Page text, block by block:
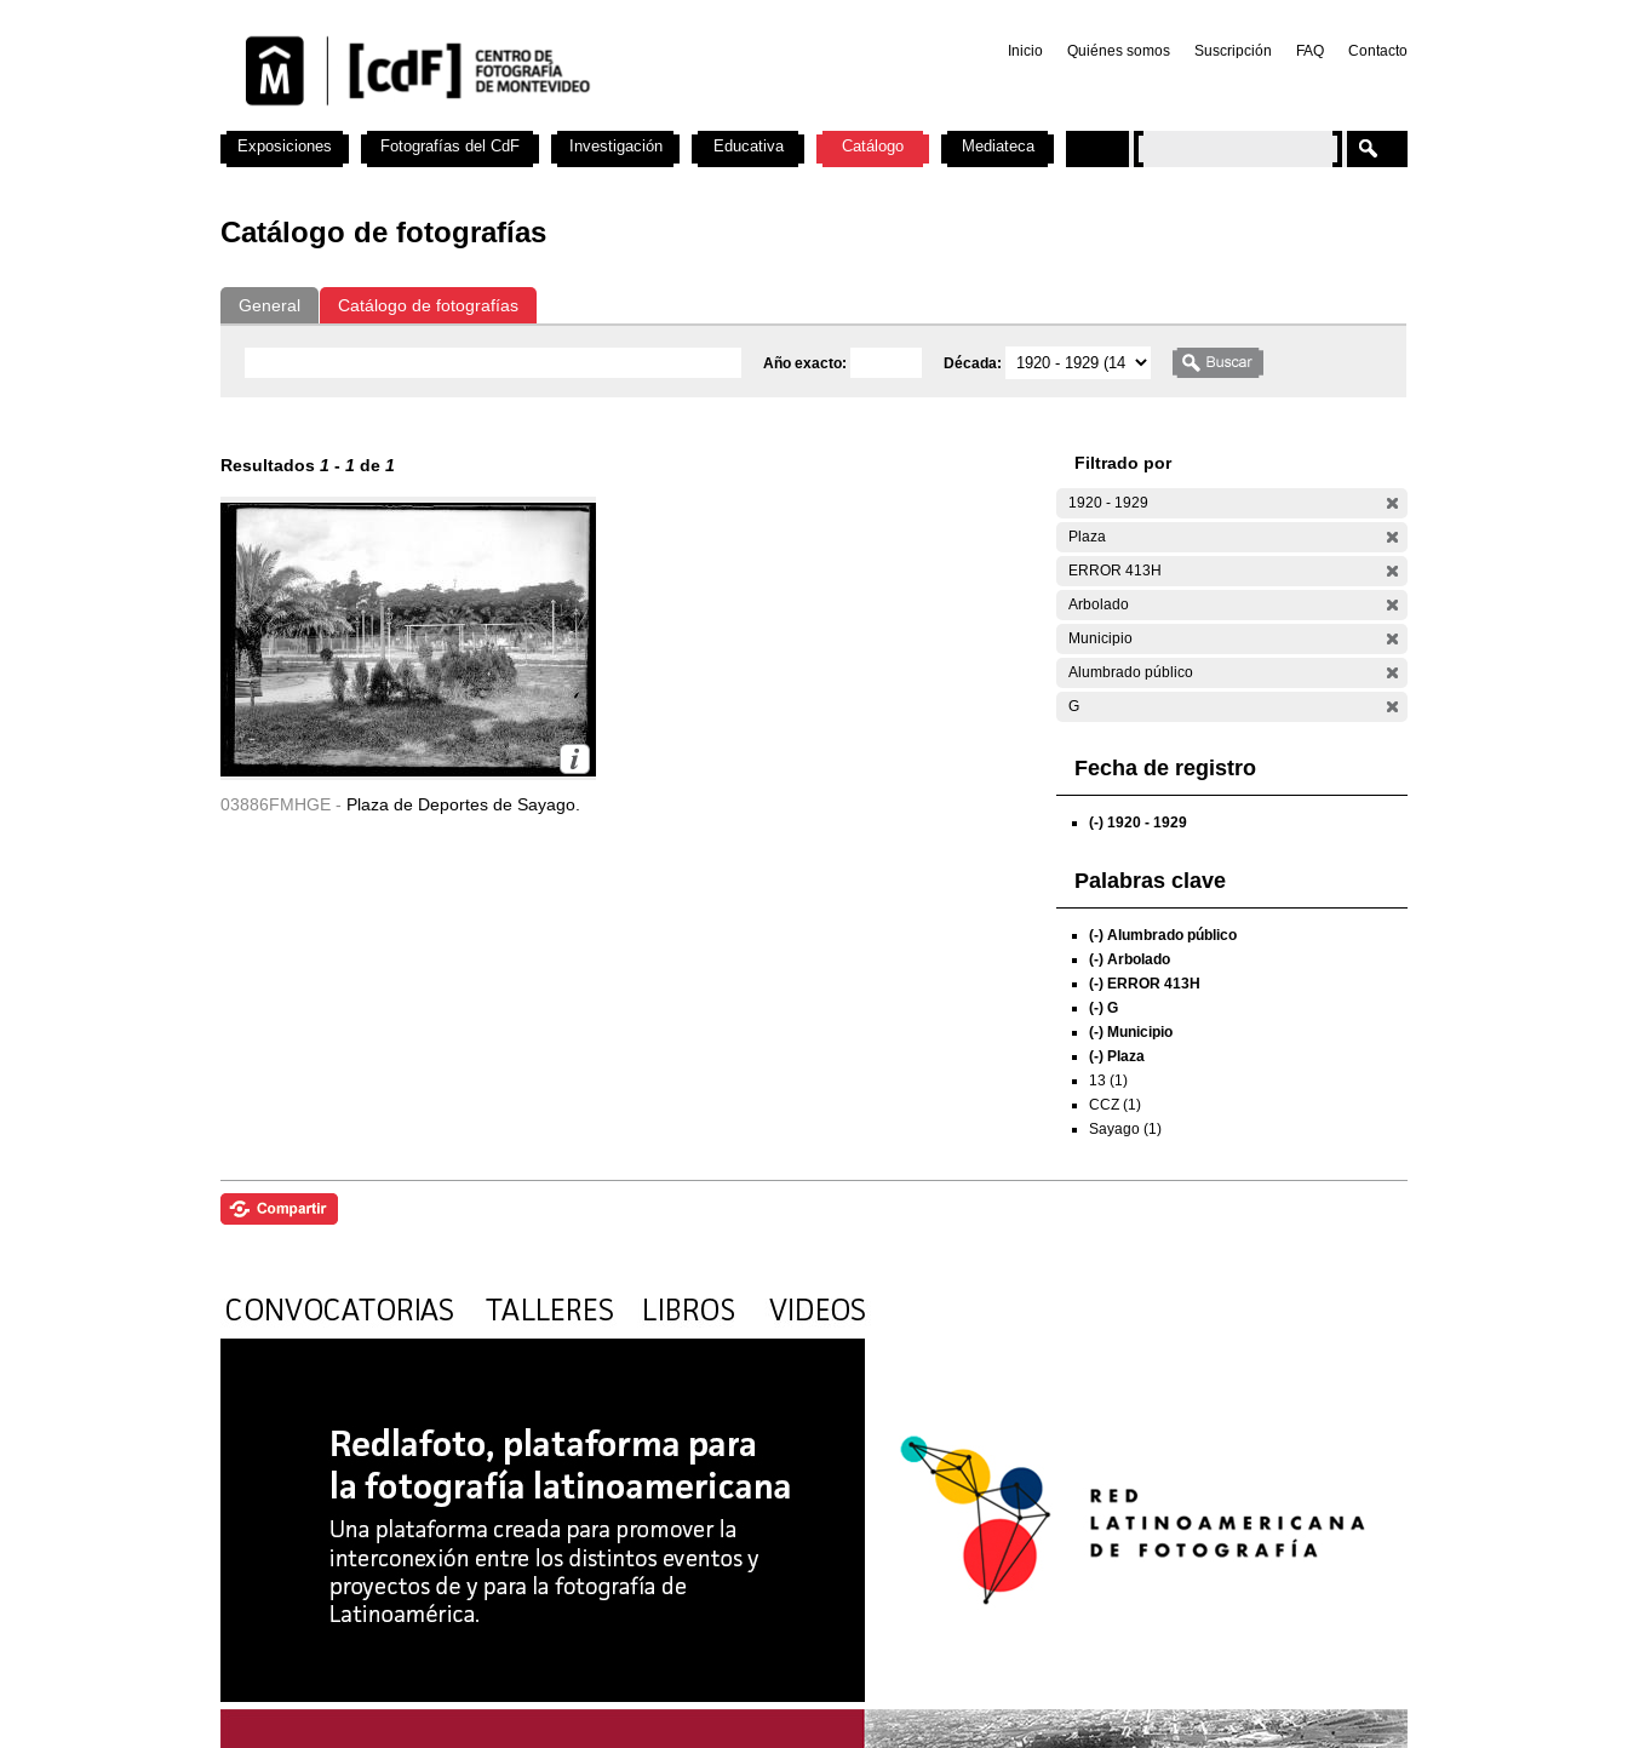
Inicio Quiénes somos Suscripción FAQ Contacto
Catálogo de fotografías
General Catálogo de fotografías
Año exacto: Década:
Resultados 1 - 1 de 1
03886FMHGE - Plaza de Deportes de Sayago.
Filtrado por
1920 - 1929
Plaza
ERROR 413H
Arbolado
Municipio
Alumbrado público
G
Fecha de registro
(-) 1920 - 1929
Palabras clave
(-) Alumbrado público
(-) Arbolado
(-) ERROR 413H
(-) G
(-) Municipio
(-) Plaza
13 (1)
CCZ (1)
Sayago (1)
Exposiciones Fotografías del CdF Investigación Educativa Catálogo Mediateca